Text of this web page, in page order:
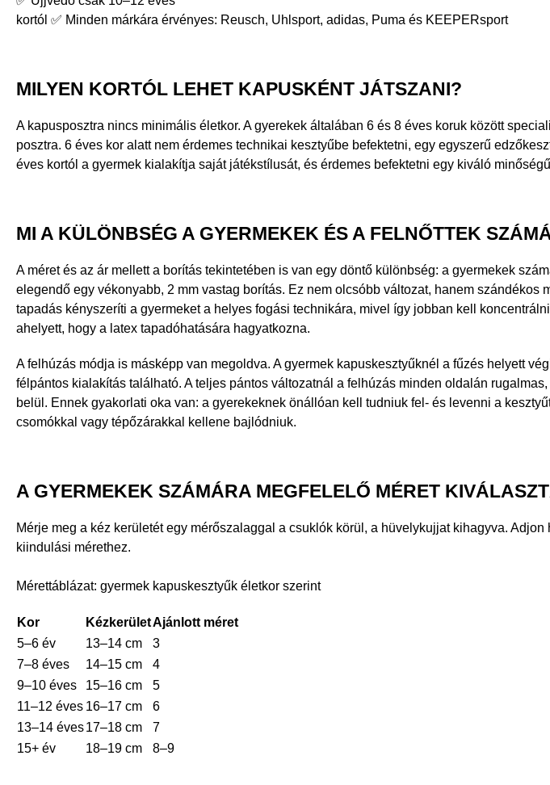
kortól ✅ Minden márkára érvényes: Reusch, Uhlsport, adidas, Puma és KEEPERsport
MILYEN KORTÓL LEHET KAPUSKÉNT JÁTSZANI?
A kapusposztra nincs minimális életkor. A gyerekek általában 6 és 8 éves koruk között
posztra. 6 éves kor alatt nem érdemes technikai kesztyűbe befektetni, egy egyszerű
éves kortól a gyermek kialakítja saját játékstílusát, és érdemes befektetni egy kiváló
MI A KÜLÖNBSÉG A GYERMEKEK ÉS A FELNŐTTEK
A méret és az ár mellett a borítás tekintetében is van egy döntő különbség: a gyermekek
elegendő egy vékonyabb, 2 mm vastag borítás. Ez nem olcsóbb változat, hanem szándékos
tapadás kényszeríti a gyermeket a helyes fogási technikára, mivel így jobban kell
ahelyett, hogy a latex tapadóhatására hagyatkozna.
A felhúzás módja is másképp van megoldva. A gyermek kapuskesztyűknél a fűzés helyett
félpántos kialakítás található. A teljes pántos változatnál a felhúzás minden oldalán
belül. Ennek gyakorlati oka van: a gyerekeknek önállóan kell tudniuk fel- és levenni a
csomókkal vagy tépőzárakkal kellene bajlódniuk.
A GYERMEKEK SZÁMÁRA MEGFELELŐ MÉRET
Mérje meg a kéz kerületét egy mérőszalaggal a csuklók körül, a hüvelykujjat kihagyva. Adjon
kiindulási mérethez.
Mérettáblázat: gyermek kapuskesztyűk életkor szerint
Kor KézkerületAjánlott méret
5–6 év
13–14 cm
3
7–8 éves
14–15 cm
4
9–10 éves
15–16 cm
5
11–12 éves 16–17 cm
6
13–14 éves17–18 cm
7
15+ év
18–19 cm 8–9